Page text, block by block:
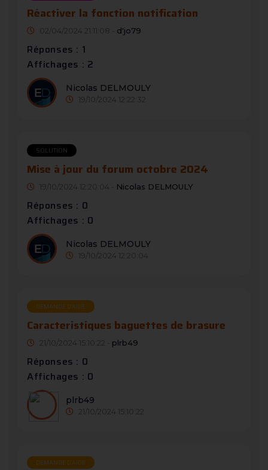
Réactiver la fonction notification
02/04/2024 21:11:08 - d'jo79
Réponses : 1
Affichages : 2
Nicolas DELMOULY
19/10/2024 12:22:32
SOLUTION
Mise à jour du forum octobre 2024
19/10/2024 12:20:04 - Nicolas DELMOULY
Réponses : 0
Affichages : 0
Nicolas DELMOULY
19/10/2024 12:20:04
DEMANDE D’AIDE
Caracteristiques baguettes de brasure
21/10/2024 15:10:22 - plrb49
Réponses : 0
Affichages : 0
plrb49
21/10/2024 15:10:22
DEMANDE D’AIDE